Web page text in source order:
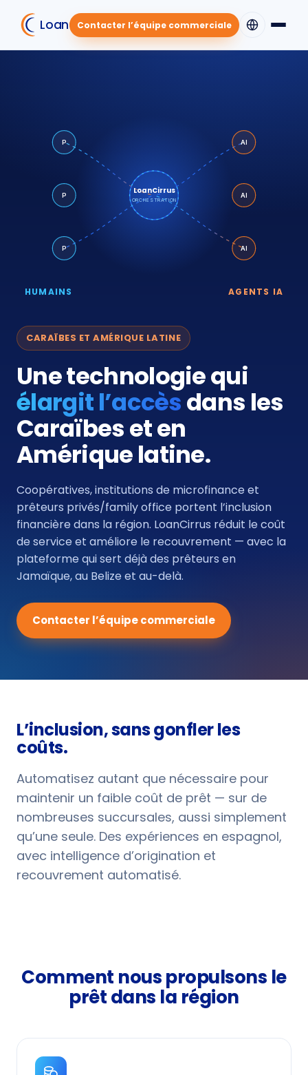
LoanCirrusContacter l’équipe commerciale
CARAÏBES ET AMÉRIQUE LATINE
Une technologie qui
élargit l’accèsdans les
Caraïbes et en
Amérique latine.
Coopératives, institutions de microfinance et
prêteurs privés/family office portent l’inclusion
financière dans la région. LoanCirrus réduit le coût
de service et améliore le recouvrement — avec la
plateforme qui sert déjà des prêteurs en
Jamaïque, au Belize et au-delà.
Contacter l’équipe commerciale
P
P
P
AI
AI
AI
LoanCirrus
ORCHESTRATION
HUMAINS AGENTS IA
L’inclusion, sans gonfler les
coûts.
Automatisez autant que nécessaire pour
maintenir un faible coût de prêt — sur de
nombreuses succursales, aussi simplement
qu’une seule. Des expériences en espagnol,
avec intelligence d’origination et
recouvrement automatisé.
Comment nous propulsons le
prêt dans la région